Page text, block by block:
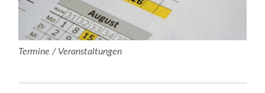
Termine / Veranstaltungen